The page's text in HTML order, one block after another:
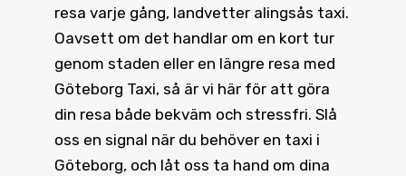
resa varje gång, landvetter alingsås taxi.
Oavsett om det handlar om en kort tur
genom staden eller en längre resa med
Göteborg Taxi, så är vi här för att göra
din resa både bekväm och stressfri. Slå
oss en signal när du behöver en taxi i
Göteborg, och låt oss ta hand om dina